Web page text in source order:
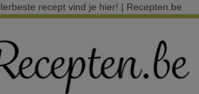
recept vind je hier! | Recepten.be